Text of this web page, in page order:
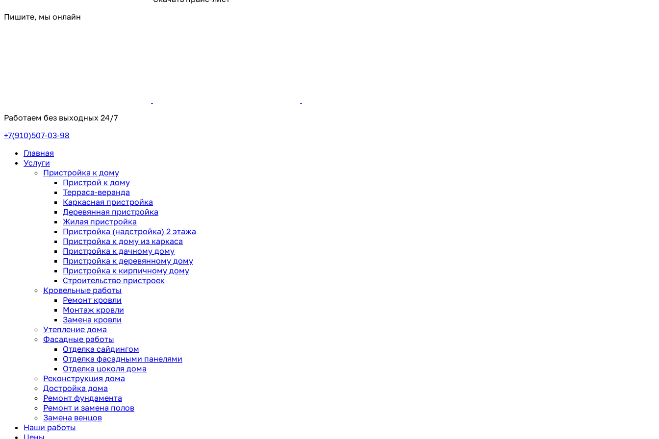
Пишите, мы онлайн
Работаем без выходных 24/7
+7(910)507-03-98
Главная
Услуги
Пристройка к дому
Пристрой к дому
Терраса-веранда
Каркасная пристройка
Деревянная пристройка
Жилая пристройка
Пристройка (надстройка) 2 этажа
Пристройка к дому из каркаса
Пристройка к дачному дому
Пристройка к деревянному дому
Пристройка к кирпичному дому
Строительство пристроек
Кровельные работы
Ремонт кровли
Монтаж кровли
Замена кровли
Утепление дома
Фасадные работы
Отделка сайдингом
Отделка фасадными панелями
Отделка цоколя дома
Реконструкция дома
Достройка дома
Ремонт фундамента
Ремонт и замена полов
Замена венцов
Наши работы
Цены